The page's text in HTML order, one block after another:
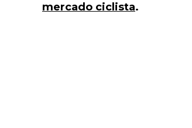
mercado ciclista.